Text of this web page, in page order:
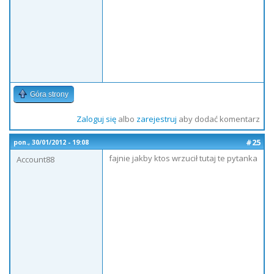
Góra strony
Zaloguj sięalbo zarejestruj aby dodać komentarz
pon., 30/01/2012 - 19:08
#25
Account88
fajnie jakby ktos wrzucił tutaj te pytanka